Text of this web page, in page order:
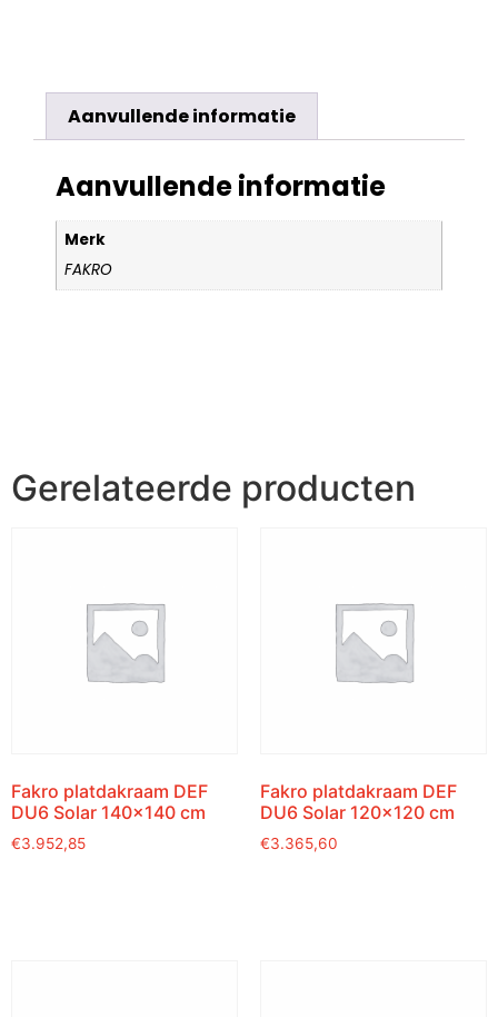
Aanvullende informatie
Aanvullende informatie
Merk
FAKRO
Gerelateerde producten
Fakro platdakraam DEF
DU6 Solar 140×140 cm
€3.952,85
Fakro platdakraam DEF
DU6 Solar 120×120 cm
€3.365,60